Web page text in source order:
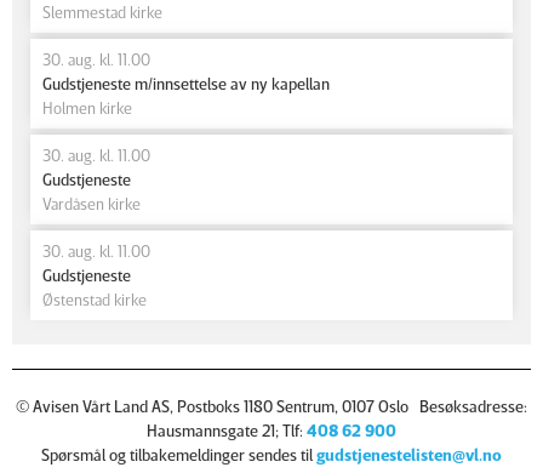
Slemmestad kirke
30. aug. kl. 11.00
Gudstjeneste m/innsettelse av ny kapellan
Holmen kirke
30. aug. kl. 11.00
Gudstjeneste
Vardåsen kirke
30. aug. kl. 11.00
Gudstjeneste
Østenstad kirke
© Avisen Vårt Land AS, Postboks 1180 Sentrum, 0107 Oslo Besøksadresse:
Hausmannsgate 21; Tlf: 408 62 900
Spørsmål og tilbakemeldinger sendes tilgudstjenestelisten@vl.no